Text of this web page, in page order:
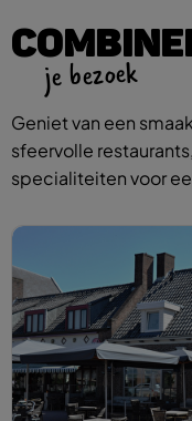
je bezoek
Geniet van een
sfeervolle
specialiteiten voor